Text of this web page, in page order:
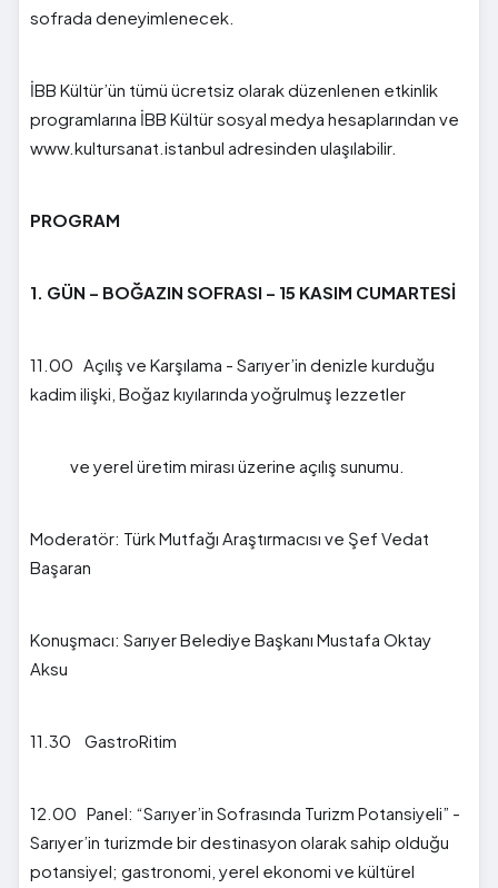
sofrada deneyimlenecek.
İBB Kültür’ün tümü ücretsiz olarak düzenlenen etkinlik
programlarına İBB Kültür sosyal medya hesaplarından ve
www.kultursanat.istanbul adresinden ulaşılabilir.
PROGRAM
1. GÜN – BOĞAZIN SOFRASI – 15 KASIM CUMARTESİ
11.00 Açılış ve Karşılama - Sarıyer’in denizle kurduğu
kadim ilişki, Boğaz kıyılarında yoğrulmuş lezzetler
ve yerel üretim mirası üzerine açılış sunumu.
Moderatör: Türk Mutfağı Araştırmacısı ve Şef Vedat
Başaran
Konuşmacı: Sarıyer Belediye Başkanı Mustafa Oktay
Aksu
11.30 GastroRitim
12.00 Panel: “Sarıyer’in Sofrasında Turizm Potansiyeli” -
Sarıyer’in turizmde bir destinasyon olarak sahip olduğu
potansiyel; gastronomi, yerel ekonomi ve kültürel